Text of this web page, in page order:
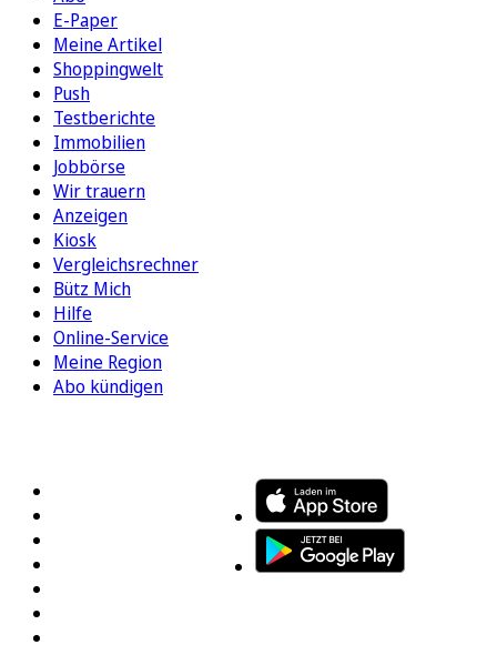
E-Paper
Meine Artikel
Shoppingwelt
Push
Testberichte
Immobilien
Jobbörse
Wir trauern
Anzeigen
Kiosk
Vergleichsrechner
Bütz Mich
Hilfe
Online-Service
Meine Region
Abo kündigen